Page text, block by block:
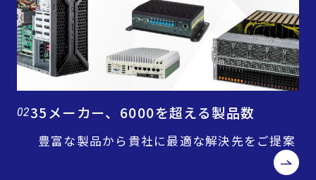
0235メーカー、6000を超える製品数
豊富な製品から貴社に最適な解決先をご提案